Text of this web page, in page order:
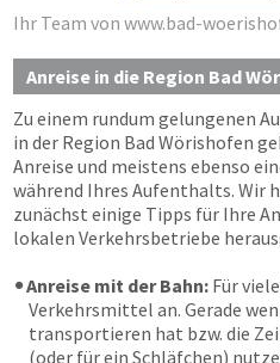
Ihr Team von www.bad-
Anreise in die Region Bad
Zu einem rundum gelungenen
in der Region Bad Wörishofen
Anreise und meistens ebenso
während Ihres Aufenthalts. Wir
zunächst einige Tipps für Ihre
lokalen Verkehrsbetriebe
Anreise mit der Bahn: Für
Verkehrsmittel an. Gerade
transportieren hat bzw. die
(oder für ein Schläfchen)